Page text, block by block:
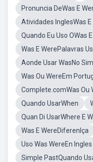
Pronuncia DeWas E
Atividades InglesWas E
Quando Eu Uso OWas
Was E WerePalavras
Aonde Usar WasNo
Was Ou WereEm
Complete.comWas Ou
Quando UsarWhen
Quan Di UsarWhere E
Was E WereDiferenlça
Uso Was WereEn Ingles
Simple PastQuando